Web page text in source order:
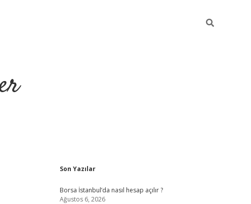
Sidebar
Son Yazılar
Borsa İstanbul’da nasıl hesap açılır ?
Ağustos 6, 2026